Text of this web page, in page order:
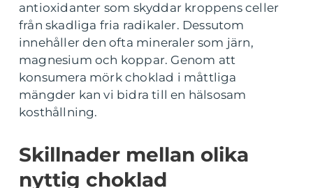
antioxidanter som skyddar kroppens celler
från skadliga fria radikaler. Dessutom
innehåller den ofta mineraler som järn,
magnesium och koppar. Genom att
konsumera mörk choklad i måttliga
mängder kan vi bidra till en hälsosam
kosthållning.
Skillnader mellan olika
nyttig choklad